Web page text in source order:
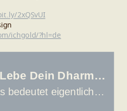
2xQSvUI
ichgold/?hl=de